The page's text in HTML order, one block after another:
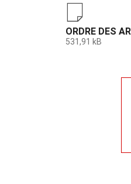
ORDRE DES
531,91 kB